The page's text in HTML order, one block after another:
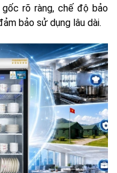
gốc rõ ràng, chế độ bảo
bảo sử dụng lâu dài.